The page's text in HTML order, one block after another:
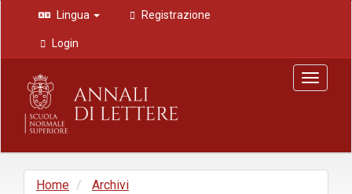
Navigazione
principale
Contenuto
principale
Barra
laterale
Lingua Registrazione
Login
Toggle
Home
Archivi